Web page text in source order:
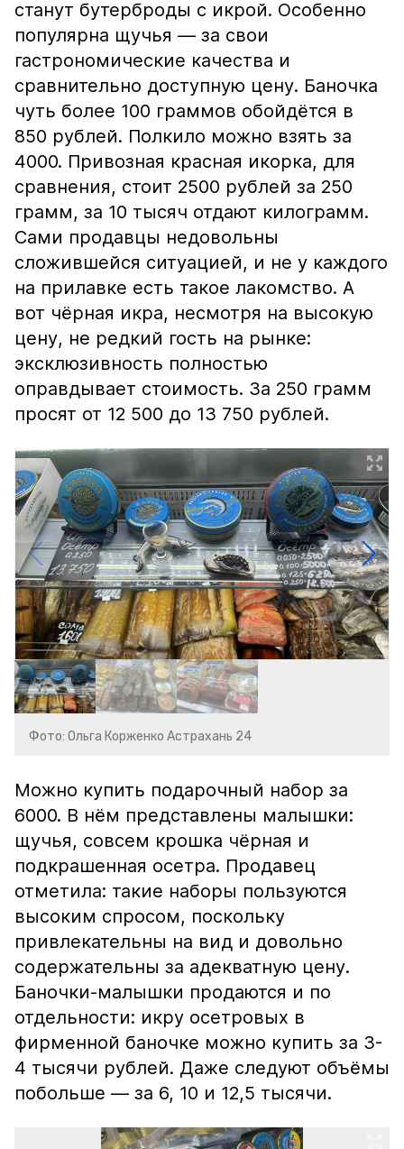
станут бутерброды с икрой. Особенно
популярна щучья — за свои
гастрономические качества и
сравнительно доступную цену. Баночка
чуть более 100 граммов обойдётся в
850 рублей. Полкило можно взять за
4000. Привозная красная икорка, для
сравнения, стоит 2500 рублей за 250
грамм, за 10 тысяч отдают килограмм.
Сами продавцы недовольны
сложившейся ситуацией, и не у каждого
на прилавке есть такое лакомство. А
вот чёрная икра, несмотря на высокую
цену, не редкий гость на рынке:
эксклюзивность полностью
оправдывает стоимость. За 250 грамм
просят от 12 500 до 13 750 рублей.
Фото: Ольга Корженко Астрахань 24
Можно купить подарочный набор за
6000. В нём представлены малышки:
щучья, совсем крошка чёрная и
подкрашенная осетра. Продавец
отметила: такие наборы пользуются
высоким спросом, поскольку
привлекательны на вид и довольно
содержательны за адекватную цену.
Баночки-малышки продаются и по
отдельности: икру осетровых в
фирменной баночке можно купить за 3-
4 тысячи рублей. Даже следуют объёмы
побольше — за 6, 10 и 12,5 тысячи.